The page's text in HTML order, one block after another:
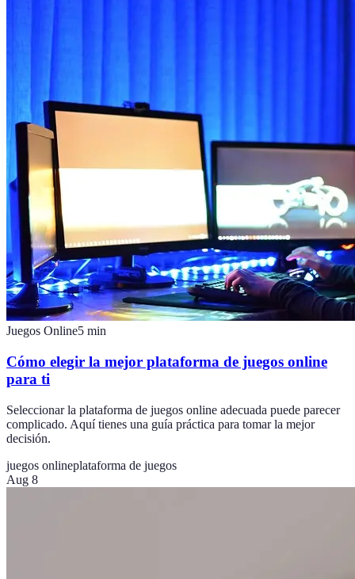
Juegos Online5 min
Cómo elegir la mejor plataforma de juegos online
para ti
Seleccionar la plataforma de juegos online adecuada puede parecer
complicado. Aquí tienes una guía práctica para tomar la mejor
decisión.
juegos onlineplataforma de juegos
Aug 8